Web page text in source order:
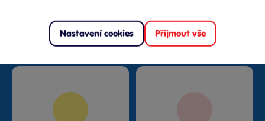
trhu
27 kamenných prodejen
Nastavení cookies Přijmout vše